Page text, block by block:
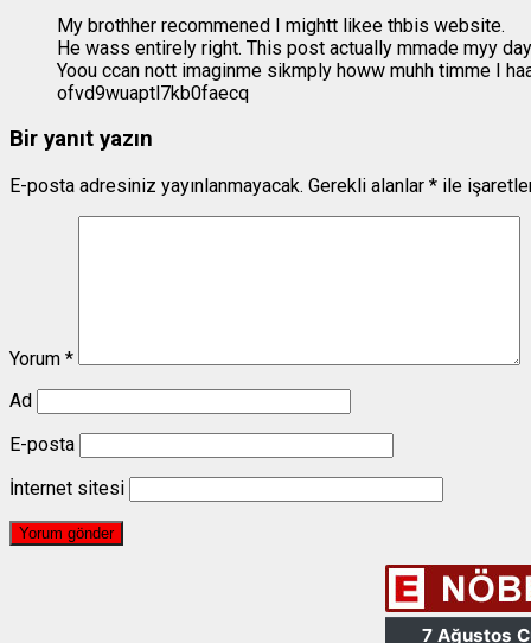
My brothher recommened I mightt likee thbis website.
He wass entirely right. This post actually mmade myy
Yoou ccan nott imaginme sikmply howw muhh timme I
ofvd9wuaptl7kb0faecq
Bir yanıt yazın
E-posta adresiniz yayınlanmayacak. Gerekli alanlar * ile
Yorum *
Ad
E-posta
İnternet sitesi